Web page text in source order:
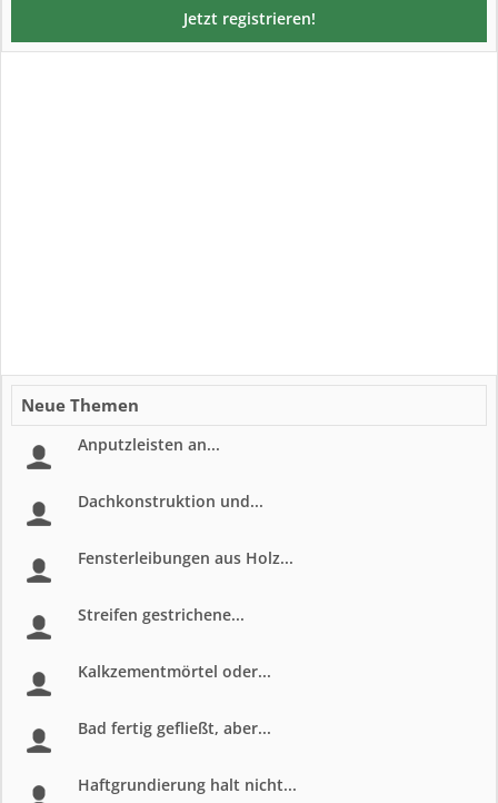
Jetzt registrieren!
Neue Themen
Anputzleisten an...
Dachkonstruktion und...
Fensterleibungen aus Holz...
Streifen gestrichene...
Kalkzementmörtel oder...
Bad fertig gefließt, aber...
Haftgrundierung halt nicht...